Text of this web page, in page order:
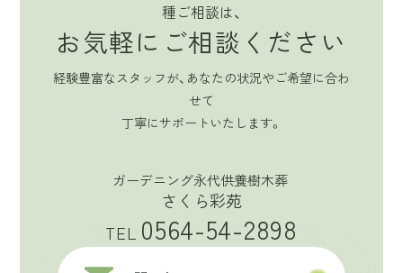
種ご相談は、
お気軽にご相談ください
経験豊富なスタッフが、あなたの状況やご希望に合わ
せて
丁寧にサポートいたします。
ガーデニング永代供養樹木葬
さくら彩苑
TEL 0564-54-2898